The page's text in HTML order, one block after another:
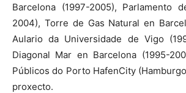
Barcelona (1997-2005), Parlamento
2004), Torre de Gas Natural en
Aulario da Universidade de Vigo
Diagonal Mar en Barcelona (1995-
Públicos do Porto HafenCity
proxecto.